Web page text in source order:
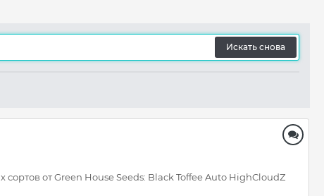
Искать снова
от Green House Seeds: Black Toffee Auto HighCloudZ